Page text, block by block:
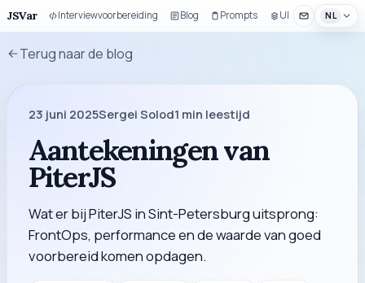
JSVar Interviewvoorbereiding Blog Prompts UI-bouwsetNL
Terug naar de blog
23 juni 2025Sergei Solod1 min leestijd
Aantekeningen van
PiterJS
Wat er bij PiterJS in Sint-Petersburg uitsprong:
FrontOps, performance en de waarde van goed
voorbereid komen opdagen.